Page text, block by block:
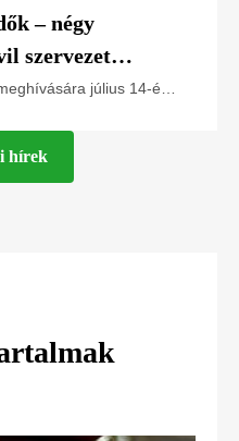
– négy
szervezet
miniszter úr
július 14-én
a Magyar
hírek